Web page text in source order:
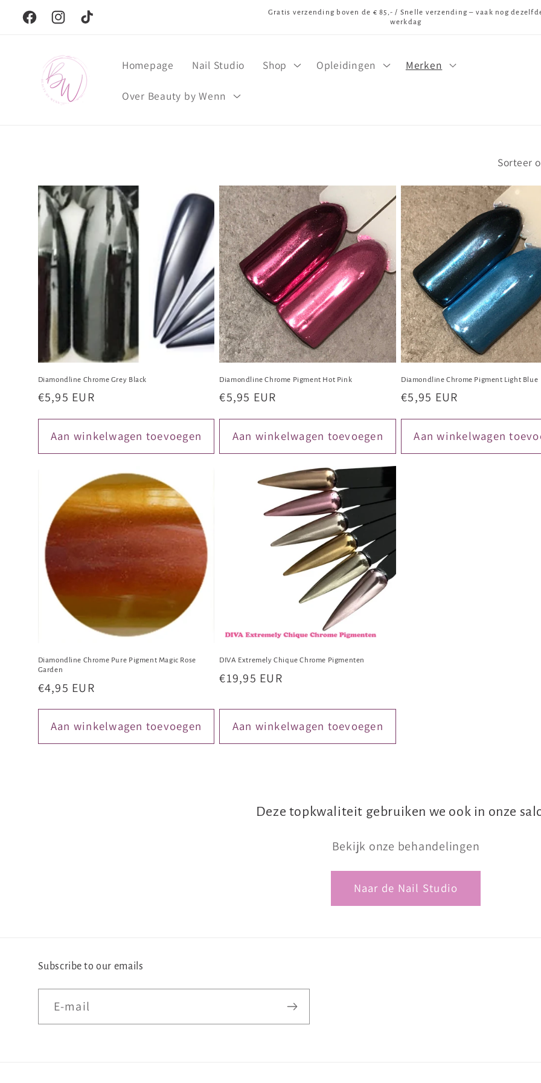
naar de
FacebookInstagramTikTok
Gratis verzending boven de € 85,- / Snelle verzending – vaak nog
werkdag
Homepage Nail Studio Shop Opleidingen Merken
Over Beauty by Wenn
Sorteer
Diamondline Chrome Grey Black
Normale
€5,95 EUR
Aan winkelwagen toevoegen
Diamondline Chrome Pigment Hot Pink
Normale
€5,95 EUR
Aan winkelwagen toevoegen
Diamondline Chrome Pigment Light Blue
Normale
€5,95 EUR
Aan winkelwagen
Diamondline Chrome Pure Pigment Magic Rose
Garden
Normale
€4,95 EUR
Aan winkelwagen toevoegen
DIVA Extremely Chique Chrome Pigmenten
Normale
€19,95 EUR
Aan winkelwagen toevoegen
Deze topkwaliteit gebruiken we ook in onze
Bekijk onze behandelingen
Naar de Nail Studio
Subscribe to our emails
E‑mail